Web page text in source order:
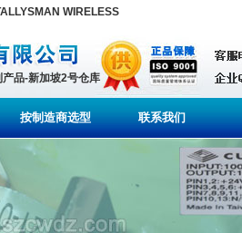
WIRELESS
品-新加坡2号仓库
按制造商选型 联系我们